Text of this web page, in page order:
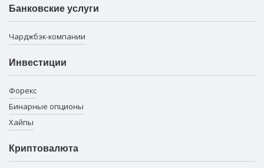
Банковские услуги
Чарджбэк-компании
Инвестиции
Форекс
Бинарные опционы
Хайпы
Криптовалюта